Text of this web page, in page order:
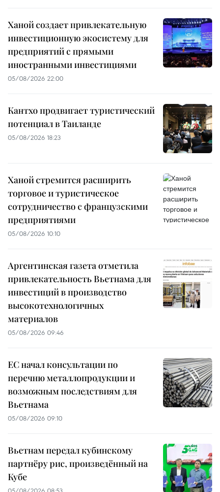
Ханой создает привлекательную
инвестиционную экосистему для
предприятий с прямыми
иностранными инвестициями
05/08/2026 22:00
Кантхо продвигает туристический
потенциал в Таиланде
05/08/2026 18:23
Ханой стремится расширить
торговое и туристическое
сотрудничество с французскими
предприятиями
05/08/2026 10:10
Аргентинская газета отметила
привлекательность Вьетнама для
инвестиций в производство
высокотехнологичных
материалов
05/08/2026 09:46
ЕС начал консультации по
перечню металлопродукции и
возможным последствиям для
Вьетнама
05/08/2026 09:10
Вьетнам передал кубинскому
партнёру рис, произведённый на
Кубе